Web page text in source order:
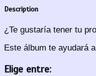
Description
¿Te gustaría tener tu
Este álbum te ayudará
Elige entre: